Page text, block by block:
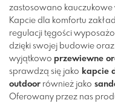
zastosowano kauczukowe
Kapcie dla komfortu
regulacji tęgości
dzięki swojej budowie
wyjątkowo przewiewne
sprawdzą się jako kapcie
outdoor również jako
Oferowany przez nas